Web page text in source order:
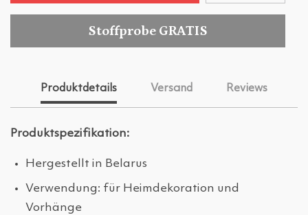
Stoffprobe GRATIS
Produktdetails Versand Reviews
Produktspezifikation:
Hergestellt in Belarus
Verwendung: für Heimdekoration und
Vorhänge